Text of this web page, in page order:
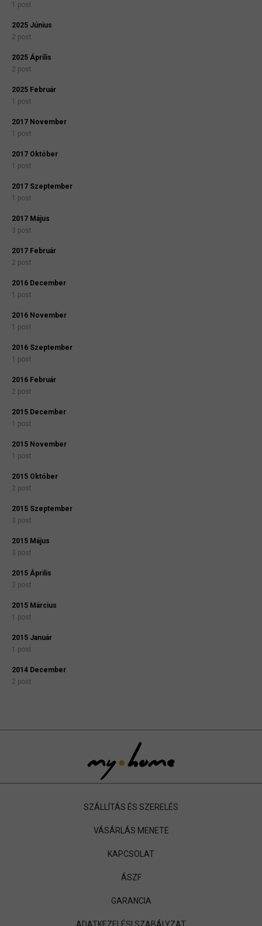
1 post
2025 Június
2 post
2025 Április
2 post
2025 Február
1 post
2017 November
1 post
2017 Október
1 post
2017 Szeptember
1 post
2017 Május
3 post
2017 Február
2 post
2016 December
1 post
2016 November
1 post
2016 Szeptember
1 post
2016 Február
2 post
2015 December
1 post
2015 November
1 post
2015 Október
2 post
2015 Szeptember
3 post
2015 Május
3 post
2015 Április
2 post
2015 Március
1 post
2015 Január
1 post
2014 December
2 post
SZÁLLÍTÁS ÉS SZERELÉS
VÁSÁRLÁS MENETE
KAPCSOLAT
ÁSZF
GARANCIA